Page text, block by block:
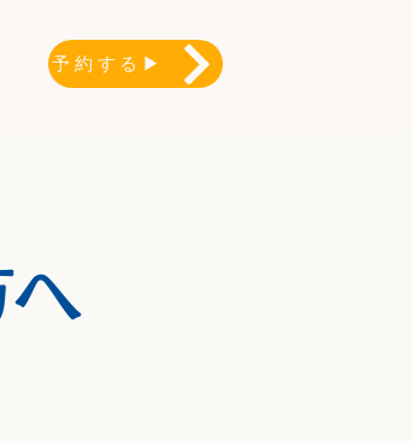
予約する▶